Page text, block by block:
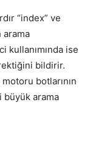
“index” ve
arama
kullanımında ise
bildirir.
botlarının
büyük arama